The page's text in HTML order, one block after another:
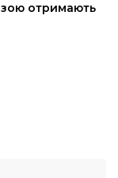
отримають